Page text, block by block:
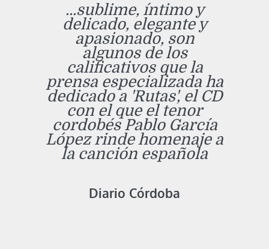
...sublime, íntimo y
delicado, elegante y
apasionado, son
algunos de los
calificativos que la
prensa especializada ha
dedicado a 'Rutas', el CD
con el que el tenor
cordobés Pablo García
López rinde homenaje a
la canción española
Diario Córdoba